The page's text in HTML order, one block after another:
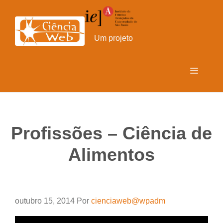
para
conteúdo
Um projeto
Menu
Profissões – Ciência de
Alimentos
outubro 15, 2014 Por cienciaweb@wpadm